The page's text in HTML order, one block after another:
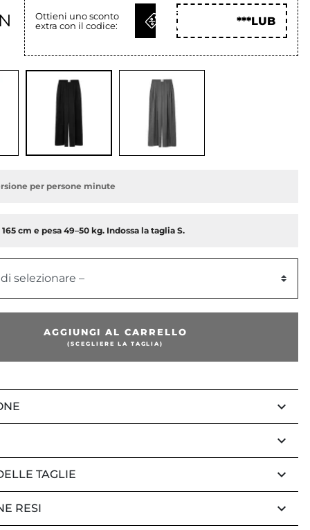
Ottieni uno sconto
extra con il codice:
OTTIENI
COD
***LUB
per persone minute
cm e pesa 49–50 kg. Indossa la taglia S.
selezionare –
AGGIUNGI AL CARRELLO
(SCEGLIERE LA TAGLIA)
keyboard_arrow_down
keyboard_arrow_down
TAGLIE keyboard_arrow_down
RESI keyboard_arrow_down